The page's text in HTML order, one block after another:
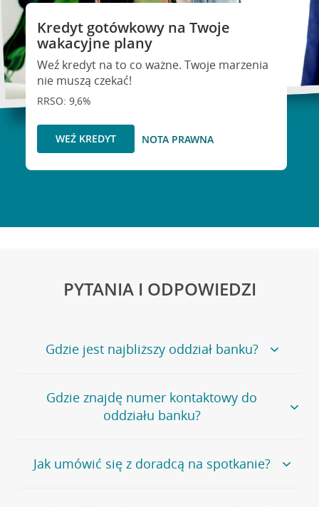
Kredyt gotówkowy na Twoje
wakacyjne plany
Weź kredyt na to co ważne. Twoje marzenia
nie muszą czekać!
RRSO: 9,6%
WEŹ KREDYT NOTA PRAWNA
PYTANIA I ODPOWIEDZI
Gdzie jest najbliższy oddział banku?
Jeśli szukasz oddziału naszego banku, zapraszamy na
stronęPlacówki i bankomaty, na której znajduje się
wygodna wyszukiwarka.
oddziałów
Gdzie znajdę numer kontaktowy do
oddziału banku?
Bank Credit Agricole nie udostępnia ogólnego numeru
telefonu do placówki bankowej.
Jak umówić się z doradcą na spotkanie?